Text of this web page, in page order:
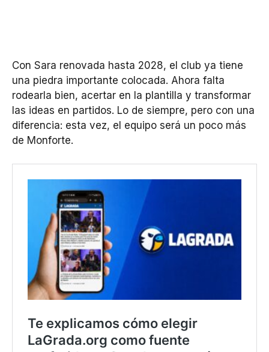
Con Sara renovada hasta 2028, el club ya tiene
una piedra importante colocada. Ahora falta
rodearla bien, acertar en la plantilla y transformar
las ideas en partidos. Lo de siempre, pero con una
diferencia: esta vez, el equipo será un poco más
de Monforte.